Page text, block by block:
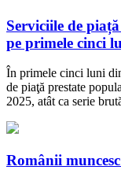
Serviciile de
pe primele cinci
În primele cinci luni
de piaţă prestate
2025, atât ca serie
Românii